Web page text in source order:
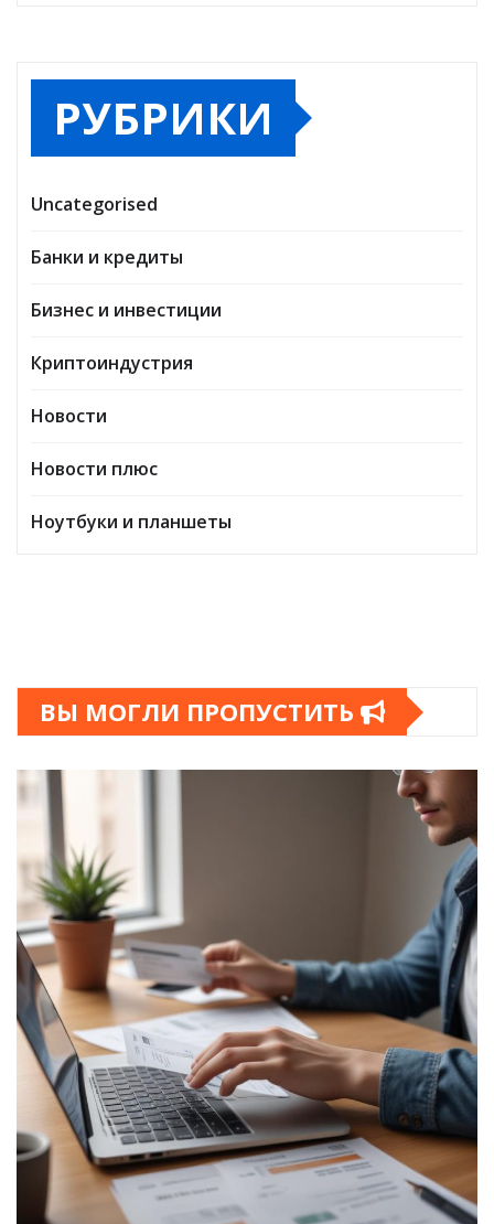
РУБРИКИ
Uncategorised
Банки и кредиты
Бизнес и инвестиции
Криптоиндустрия
Новости
Новости плюс
Ноутбуки и планшеты
ВЫ МОГЛИ ПРОПУСТИТЬ